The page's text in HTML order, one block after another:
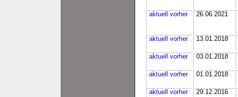
aktuell
vorher 26.06.2021
aktuell
vorher 13.01.2018
aktuell
vorher 03.01.2018
aktuell
vorher 01.01.2018
aktuell
vorher 29.12.2016